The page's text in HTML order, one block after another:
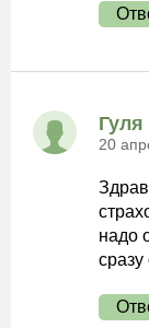
Гуля
20
надо
сразу